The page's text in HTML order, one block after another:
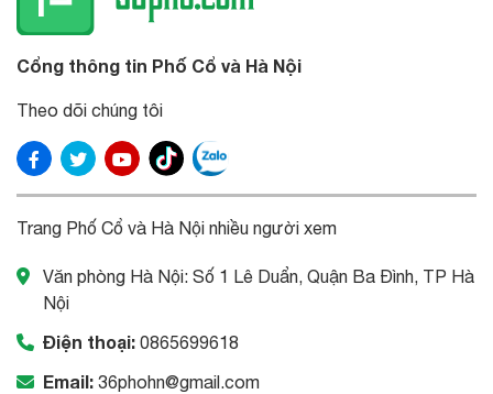
Cổng thông tin Phố Cổ và Hà Nội
Theo dõi chúng tôi
Trang Phố Cổ và Hà Nội nhiều người xem
Văn phòng Hà Nội: Số 1 Lê Duẩn, Quận Ba Đình, TP Hà
Nội
Điện thoại: 0865699618
Email: 36phohn@gmail.com